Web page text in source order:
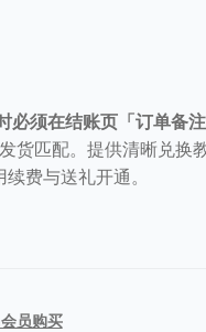
必须在结账页「订单备
货匹配。提供清晰兑换
费与送礼开通。
员购买